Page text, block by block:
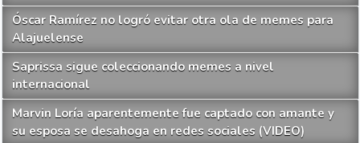
Óscar Ramírez no logró evitar otra ola de memes para
Alajuelense
Saprissa sigue coleccionando memes a nivel
internacional
Marvin Loría aparentemente fue captado con amante y
su esposa se desahoga en redes sociales (VIDEO)